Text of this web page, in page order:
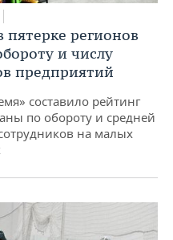
пятерке регионов
и числу
предприятий
составило рейтинг
по обороту и средней
на малых